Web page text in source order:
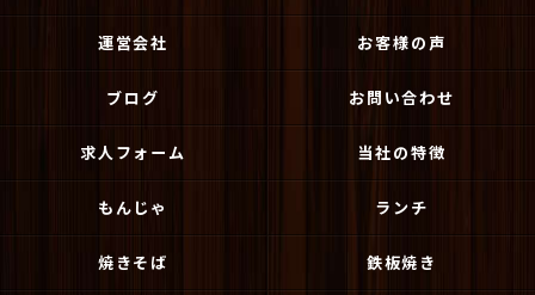
運営会社 お客様の声
ブログ お問い合わせ
求人フォーム 当社の特徴
もんじゃ ランチ
焼きそば 鉄板焼き